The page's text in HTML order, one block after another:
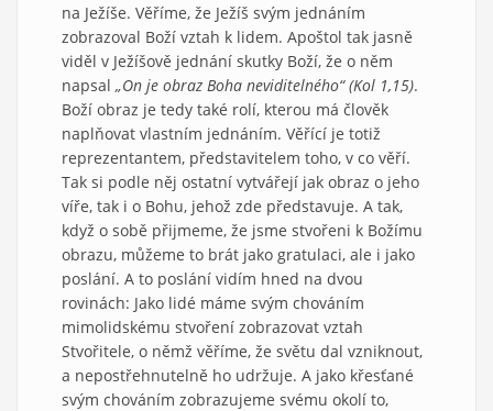
na Ježíše. Věříme, že Ježíš svým jednáním
zobrazoval Boží vztah k lidem. Apoštol tak jasně
viděl v Ježíšově jednání skutky Boží, že o něm
napsal „On je obraz Boha neviditelného“ (Kol 1,15).
Boží obraz je tedy také rolí, kterou má člověk
naplňovat vlastním jednáním. Věřící je totiž
reprezentantem, představitelem toho, v co věří.
Tak si podle něj ostatní vytvářejí jak obraz o jeho
víře, tak i o Bohu, jehož zde představuje. A tak,
když o sobě přijmeme, že jsme stvořeni k Božímu
obrazu, můžeme to brát jako gratulaci, ale i jako
poslání. A to poslání vidím hned na dvou
rovinách: Jako lidé máme svým chováním
mimolidskému stvoření zobrazovat vztah
Stvořitele, o němž věříme, že světu dal vzniknout,
a nepostřehnutelně ho udržuje. A jako křesťané
svým chováním zobrazujeme svému okolí to,